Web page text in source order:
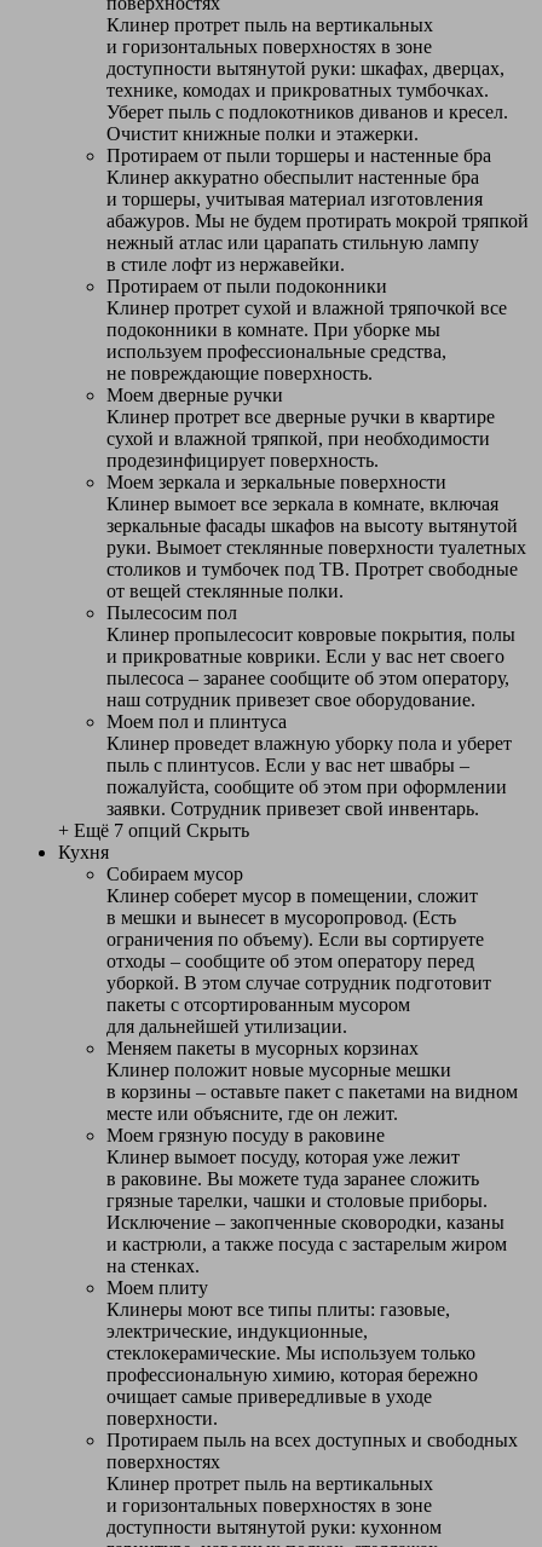
Клинер протрет пыль на вертикальных
и горизонтальных поверхностях в зоне
доступности вытянутой руки: шкафах, дверцах,
технике, комодах и прикроватных тумбочках.
Уберет пыль с подлокотников диванов и кресел.
Очистит книжные полки и этажерки.
Протираем от пыли торшеры и настенные бра
Клинер аккуратно обеспылит настенные бра
и торшеры, учитывая материал изготовления
абажуров. Мы не будем протирать мокрой тряпкой
нежный атлас или царапать стильную лампу
в стиле лофт из нержавейки.
Протираем от пыли подоконники
Клинер протрет сухой и влажной тряпочкой все
подоконники в комнате. При уборке мы
используем профессиональные средства,
не повреждающие поверхность.
Моем дверные ручки
Клинер протрет все дверные ручки в квартире
сухой и влажной тряпкой, при необходимости
продезинфицирует поверхность.
Моем зеркала и зеркальные поверхности
Клинер вымоет все зеркала в комнате, включая
зеркальные фасады шкафов на высоту вытянутой
руки. Вымоет стеклянные поверхности туалетных
столиков и тумбочек под ТВ. Протрет свободные
от вещей стеклянные полки.
Пылесосим пол
Клинер пропылесосит ковровые покрытия, полы
и прикроватные коврики. Если у вас нет своего
пылесоса – заранее сообщите об этом оператору,
наш сотрудник привезет свое оборудование.
Моем пол и плинтуса
Клинер проведет влажную уборку пола и уберет
пыль с плинтусов. Если у вас нет швабры –
пожалуйста, сообщите об этом при оформлении
заявки. Сотрудник привезет свой инвентарь.
+ Ещё 7 опций Скрыть
Кухня
Собираем мусор
Клинер соберет мусор в помещении, сложит
в мешки и вынесет в мусоропровод. (Есть
ограничения по объему). Если вы сортируете
отходы – сообщите об этом оператору перед
уборкой. В этом случае сотрудник подготовит
пакеты с отсортированным мусором
для дальнейшей утилизации.
Меняем пакеты в мусорных корзинах
Клинер положит новые мусорные мешки
в корзины – оставьте пакет с пакетами на видном
месте или объясните, где он лежит.
Моем грязную посуду в раковине
Клинер вымоет посуду, которая уже лежит
в раковине. Вы можете туда заранее сложить
грязные тарелки, чашки и столовые приборы.
Исключение – закопченные сковородки, казаны
и кастрюли, а также посуда с застарелым жиром
на стенках.
Моем плиту
Клинеры моют все типы плиты: газовые,
электрические, индукционные,
стеклокерамические. Мы используем только
профессиональную химию, которая бережно
очищает самые привередливые в уходе
поверхности.
Протираем пыль на всех доступных и свободных
поверхностях
Клинер протрет пыль на вертикальных
и горизонтальных поверхностях в зоне
доступности вытянутой руки: кухонном